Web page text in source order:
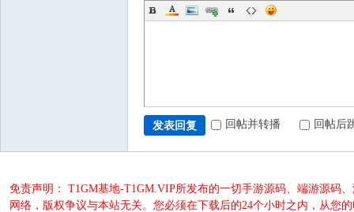
发表回复 回帖并转播 回帖后
免责声明： T1GM基地-T1GM.VIP所发布的一切手游源码、端游源码
网络，版权争议与本站无关。您必须在下载后的24个小时之内，从您